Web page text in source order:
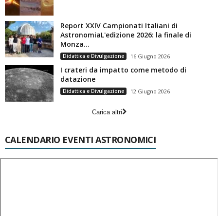
Report XXIV Campionati Italiani di
AstronomiaL'edizione 2026: la finale di
Monza...
Didattica e Divulgazione 16 Giugno 2026
I crateri da impatto come metodo di
datazione
Didattica e Divulgazione 12 Giugno 2026
Carica altri
CALENDARIO EVENTI ASTRONOMICI